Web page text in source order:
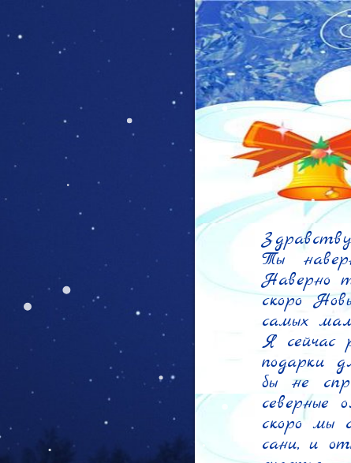
Ты
Наверно
скоро
самых
Я сейчас
подарки
бы не
северные
скоро мы
сани, и